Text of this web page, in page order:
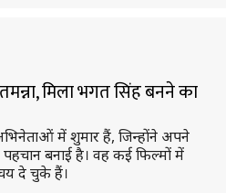
मिला भगत सिंह बनने का
में शुमार हैं, जिन्होंने अपने
बनाई है। वह कई फिल्मों में
दे चुके हैं।